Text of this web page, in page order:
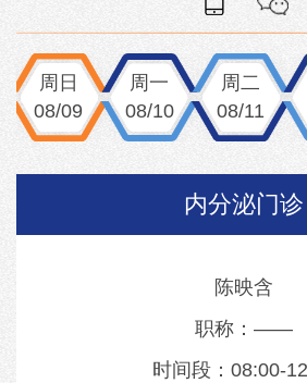
周日
08/09
周一
08/10
周二
08/11
内分泌门诊
陈映含
职称：——
时间段：08:00-